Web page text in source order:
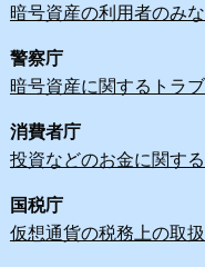
暗号資産の利用者のみ
警察庁
暗号資産に関するトラ
消費者庁
投資などのお金に関す
国税庁
仮想通貨の税務上の取